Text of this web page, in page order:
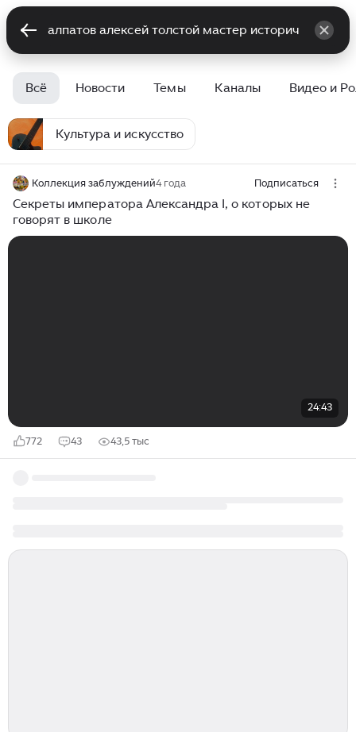
Всё Новости Темы Каналы Видео и
Культура и искусство
Коллекция заблуждений4 года Подписаться
Секреты императора Александра I, о которых не
говорят в школе
24:43
772 43 43,5 тыс